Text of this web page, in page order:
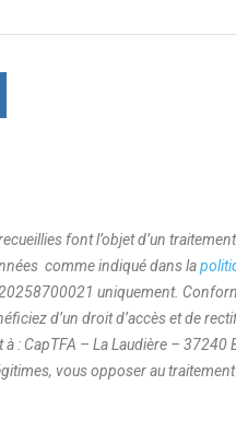
font l’objet d’un
comme indiqué dans la
uniquement.
d’un droit d’accès et de
: CapTFA – La Laudière – 37240
vous opposer au